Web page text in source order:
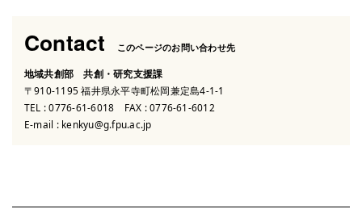
Contact このページのお問い合わせ先
地域共創部 共創・研究支援課
〒910-1195 福井県永平寺町松岡兼定島4-1-1
TEL :0776-61-6018 FAX : 0776-61-6012
E-mail : kenkyu@g.fpu.ac.jp